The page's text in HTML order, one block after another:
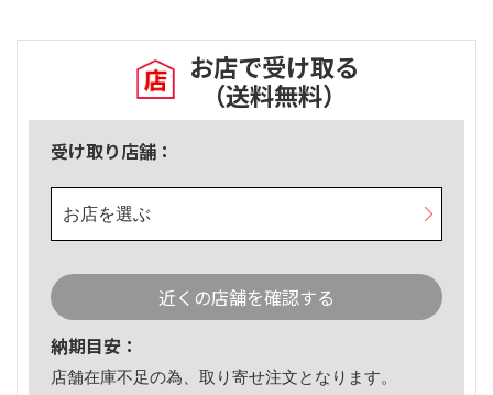
お店で受け取る
（送料無料）
受け取り店舗：
お店を選ぶ
近くの店舗を確認する
納期目安：
店舗在庫不足の為、取り寄せ注文となります。